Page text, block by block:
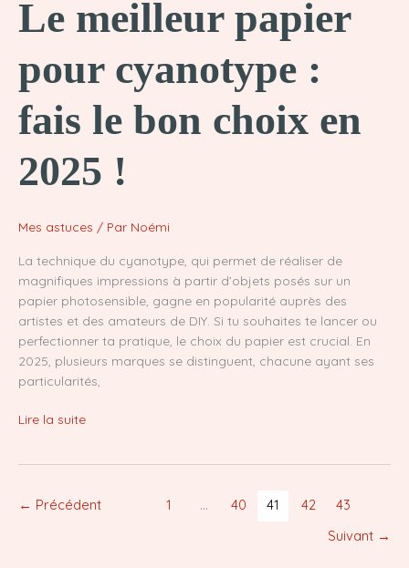
Le meilleur papier
pour cyanotype :
fais le bon choix en
2025 !
Mes astuces / Par Noémi
La technique du cyanotype, qui permet de réaliser de
magnifiques impressions à partir d’objets posés sur un
papier photosensible, gagne en popularité auprès des
artistes et des amateurs de DIY. Si tu souhaites te lancer ou
perfectionner ta pratique, le choix du papier est crucial. En
2025, plusieurs marques se distinguent, chacune ayant ses
particularités,
Le
cyanotype
Lire la suite
← Précédent 1 … 40 41 42
43
Suivant →